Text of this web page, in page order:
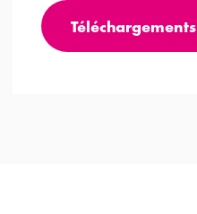
Téléchargements